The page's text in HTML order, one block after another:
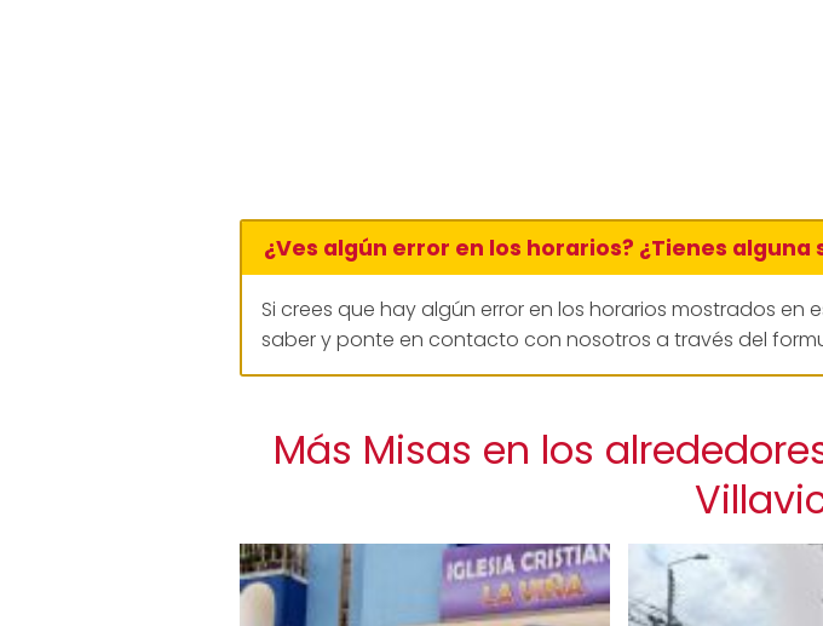
¿Ves algún error en los horarios? ¿Tienes alguna
Si crees que hay algún error en los horarios mostrados
saber y ponte en contacto con nosotros a través del
Más Misas en los